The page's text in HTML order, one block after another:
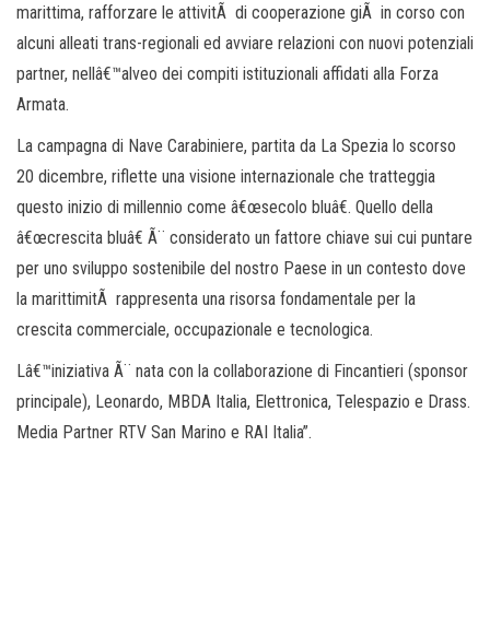
marittima, rafforzare le attivitÃ di cooperazione giÃ in corso con
alcuni alleati trans-regionali ed avviare relazioni con nuovi potenziali
partner, nellâ€™alveo dei compiti istituzionali affidati alla Forza
Armata.
La campagna di Nave Carabiniere, partita da La Spezia lo scorso
20 dicembre, riflette una visione internazionale che tratteggia
questo inizio di millennio come â€œsecolo bluâ€. Quello della
â€œcrescita bluâ€ Ã¨ considerato un fattore chiave sui cui puntare
per uno sviluppo sostenibile del nostro Paese in un contesto dove
la marittimitÃ rappresenta una risorsa fondamentale per la
crescita commerciale, occupazionale e tecnologica.
Lâ€™iniziativa Ã¨ nata con la collaborazione di Fincantieri (sponsor
principale), Leonardo, MBDA Italia, Elettronica, Telespazio e Drass.
Media Partner RTV San Marino e RAI Italia”.